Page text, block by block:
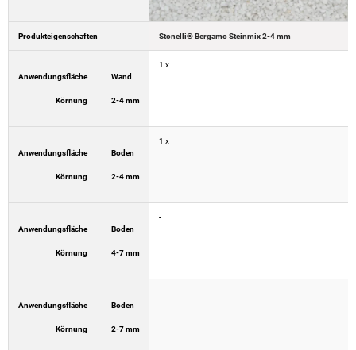
Produkteigenschaften Stonelli® Bergamo Steinmix 2-4 mm
Anwendungsfläche Wand
Körnung 2-4 mm
1 x
Anwendungsfläche Boden
Körnung 2-4 mm
1 x
Anwendungsfläche Boden
Körnung 4-7 mm
-
Anwendungsfläche Boden
Körnung 2-7 mm
-